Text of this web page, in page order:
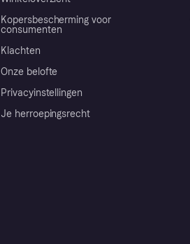
Kopersbescherming voor
consumenten
Klachten
Onze belofte
Privacyinstellingen
Je herroepingsrecht